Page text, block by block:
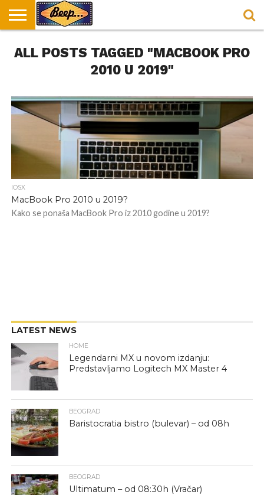
DORUČAK
U
SVAKODNEVICA
ENTERTAINMENT
LOKACIJE
ZA
HRANA I
RECEPTI
NEPUSACKI
LOKALI
ALL POSTS TAGGED "MACBOOK PRO
2010 U 2019"
IOSX
MacBook Pro 2010 u 2019?
Kako se ponaša MacBook Pro iz 2010 godine u 2019?
LATEST NEWS
HOME
Legendarni MX u novom izdanju:
Predstavljamo Logitech MX Master 4
BEOGRAD
Baristocratia bistro (bulevar) – od 08h
BEOGRAD
Ultimatum – od 08:30h (Vračar)